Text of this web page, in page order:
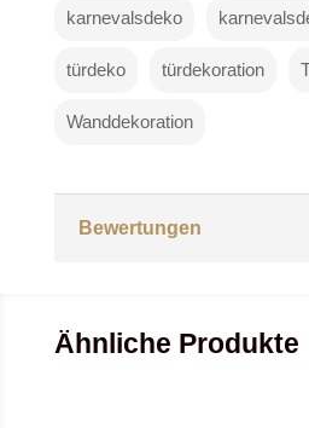
karnevalsdeko
türdeko türdekoration
Wanddekoration
Bewertungen
Ähnliche Produkte